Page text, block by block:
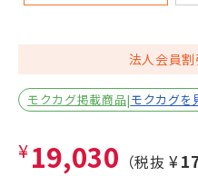
法人会員
モクカグ掲載商品|モクカグ
¥19,030 （税抜